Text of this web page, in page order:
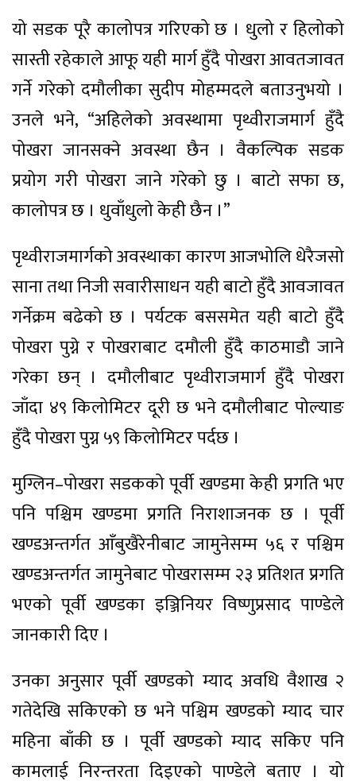
यो सडक पूरै कालोपत्र गरिएको छ । धुलो र हिलोको
सास्ती रहेकाले आफू यही मार्ग हुँदै पोखरा आवतजावत
गर्ने गरेको दमौलीका सुदीप मोहम्मदले बताउनुभयो ।
उनले भने, “अहिलेको अवस्थामा पृथ्वीराजमार्ग हुँदै
पोखरा जानसक्ने अवस्था छैन । वैकल्पिक सडक
प्रयोग गरी पोखरा जाने गरेको छु । बाटो सफा छ,
कालोपत्र छ । धुवाँधुलो केही छैन ।”
पृथ्वीराजमार्गको अवस्थाका कारण आजभोलि धेरैजसो
साना तथा निजी सवारीसाधन यही बाटो हुँदै आवजावत
गर्नेक्रम बढेको छ । पर्यटक बससमेत यही बाटो हुँदै
पोखरा पुग्ने र पोखराबाट दमौली हुँदै काठमाडौ जाने
गरेका छन् । दमौलीबाट पृथ्वीराजमार्ग हुँदै पोखरा
जाँदा ४९ किलोमिटर दूरी छ भने दमौलीबाट पोल्याङ
हुँदै पोखरा पुग्न ५९ किलोमिटर पर्दछ ।
मुग्लिन–पोखरा सडकको पूर्वी खण्डमा केही प्रगति भए
पनि पश्चिम खण्डमा प्रगति निराशाजनक छ । पूर्वी
खण्डअन्तर्गत आँबुखैरेनीबाट जामुनेसम्म ५६ र पश्चिम
खण्डअन्तर्गत जामुनेबाट पोखरासम्म २३ प्रतिशत प्रगति
भएको पूर्वी खण्डका इञ्जिनियर विष्णुप्रसाद पाण्डेले
जानकारी दिए ।
उनका अनुसार पूर्वी खण्डको म्याद अवधि वैशाख २
गतेदेखि सकिएको छ भने पश्चिम खण्डको म्याद चार
महिना बाँकी छ । पूर्वी खण्डको म्याद सकिए पनि
कामलाई निरन्तरता दिइएको पाण्डेले बताए । यो